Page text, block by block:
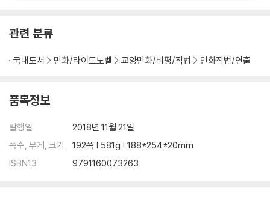
관련 분류
국내도서 만화/라이트노벨 교양만화/비평/작법 만화작법/연출
품목정보
발행일
2018년 11월 21일
쪽수, 무게, 크기
192쪽 | 581g | 188*254*20mm
ISBN13
9791160073263